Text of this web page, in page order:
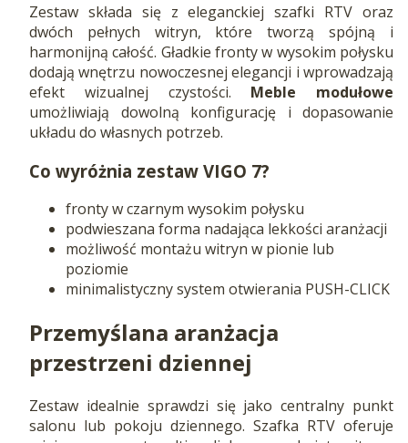
Zestaw składa się z eleganckiej szafki RTV oraz
dwóch pełnych witryn, które tworzą spójną i
harmonijną całość. Gładkie fronty w wysokim połysku
dodają wnętrzu nowoczesnej elegancji i wprowadzają
efekt wizualnej czystości. Meble modułowe
umożliwiają dowolną konfigurację i dopasowanie
układu do własnych potrzeb.
Co wyróżnia zestaw VIGO 7?
fronty w czarnym wysokim połysku
podwieszana forma nadająca lekkości aranżacji
możliwość montażu witryn w pionie lub
poziomie
minimalistyczny system otwierania PUSH-CLICK
Przemyślana aranżacja
przestrzeni dziennej
Zestaw idealnie sprawdzi się jako centralny punkt
salonu lub pokoju dziennego. Szafka RTV oferuje